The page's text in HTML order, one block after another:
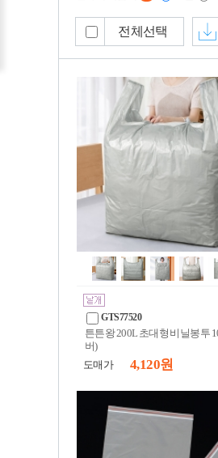
전체선택
GTS77520
튼튼왕 200L 초대형 비닐봉투
버)
도매가
4,120 원